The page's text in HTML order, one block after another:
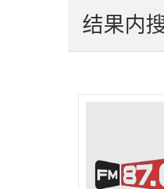
黑龙江
江西
陕西
结果内